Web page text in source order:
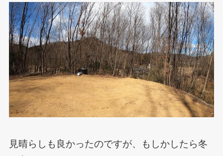
見晴らしも良かったのですが、もしかしたら冬